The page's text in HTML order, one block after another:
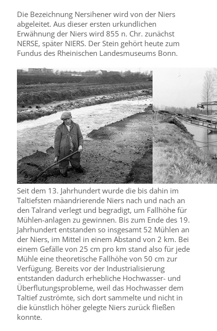
Die Bezeichnung Nersihener wird von der Niers
abgeleitet. Aus dieser ersten urkundlichen
Erwähnung der Niers wird 855 n. Chr. zunächst
NERSE, später NIERS. Der Stein gehört heute zum
Fundus des Rheinischen Landesmuseums Bonn.
Seit dem 13. Jahrhundert wurde die bis dahin im
Taltiefsten mäandrierende Niers nach und nach an
den Talrand verlegt und begradigt, um Fallhöhe für
Mühlen-anlagen zu gewinnen. Bis zum Ende des 19.
Jahrhundert entstanden so insgesamt 52 Mühlen an
der Niers, im Mittel in einem Abstand von 2 km. Bei
einem Gefälle von 25 cm pro km stand also für jede
Mühle eine theoretische Fallhöhe von 50 cm zur
Verfügung. Bereits vor der Industrialisierung
entstanden dadurch erhebliche Hochwasser- und
Überflutungsprobleme, weil das Hochwasser dem
Taltief zuströmte, sich dort sammelte und nicht in
die künstlich höher gelegte Niers zurück fließen
konnte.